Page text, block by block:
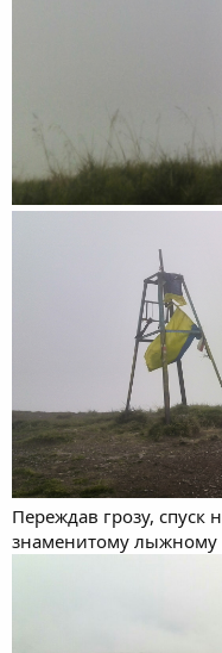
Переждав грозу, спуск
знаменитому лыжному